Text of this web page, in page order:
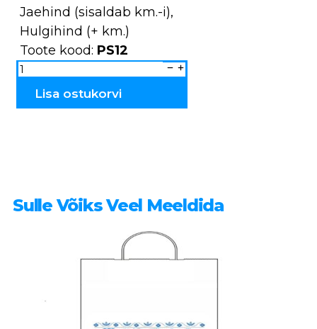
Jaehind (sisaldab km.-i),
Hulgihind (+ km.)
Toote kood: PS12
Pastakad
Estonia
PS12
Lisa ostukorvi
Sulle Võiks Veel Meeldida